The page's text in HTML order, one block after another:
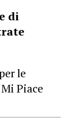
di
le
Piace